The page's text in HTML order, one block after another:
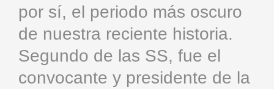
por sí, el periodo más oscuro
de nuestra reciente historia.
Segundo de las SS, fue el
convocante y presidente de la